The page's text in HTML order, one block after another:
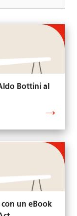
Bottini al
con un eBook